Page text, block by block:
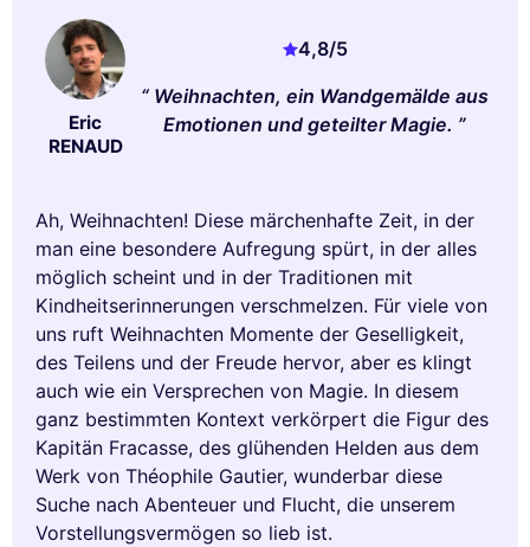
Eric
RENAUD
4,8/5
Weihnachten, ein Wandgemälde aus
Emotionen und geteilter Magie.
Ah, Weihnachten! Diese märchenhafte Zeit, in der
man eine besondere Aufregung spürt, in der alles
möglich scheint und in der Traditionen mit
Kindheitserinnerungen verschmelzen. Für viele von
uns ruft Weihnachten Momente der Geselligkeit,
des Teilens und der Freude hervor, aber es klingt
auch wie ein Versprechen von Magie. In diesem
ganz bestimmten Kontext verkörpert die Figur des
Kapitän Fracasse, des glühenden Helden aus dem
Werk von Théophile Gautier, wunderbar diese
Suche nach Abenteuer und Flucht, die unserem
Vorstellungsvermögen so lieb ist.